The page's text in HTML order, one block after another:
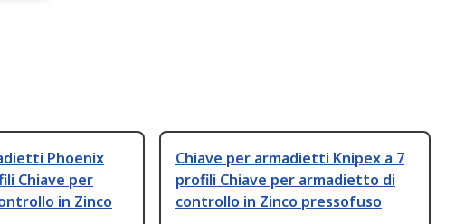
Phoenix
Chiave per
in Zinco
Chiave per armadietti Knipex a 7
profili Chiave per armadietto di
controllo in Zinco pressofuso